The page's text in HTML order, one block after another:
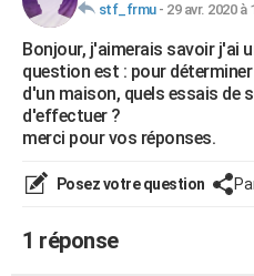
Retraite
Impôts
Epargne
Immobilier
Risques naturels par ville
Banque
Assurance
Crédit
AUTO
Essais
Réserver un essai
Citadines
Berlines
SUV
Forum auto
+HIGH-TECH
Mobiles
Meilleur smartphone
Internet
Ordinateurs
Jeux vidéo
Guide high-tech
+BRICOLAGE
Forum
Aménagement intérieur
Extérieur
Cuisine
Salle de bains
Jardinage
Rangement
Guides de France
Escapades
Patrimoine
Expositions
Musées
Week-end nature
Art de vivre
Bien-être
Loisirs
Mode
Modes de vie
SANTE
stf_frmu- 29 avr. 2020 à
Bonjour, j'aimerais savoir j'ai
question est : pour
d'un maison, quels essais de
d'effectuer ?
merci pour vos réponses.
Posez votre question
1 réponse